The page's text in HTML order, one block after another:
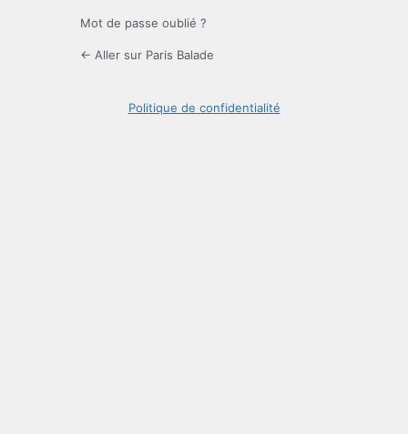
Mot de passe oublié ?
← Aller sur Paris Balade
Politique de confidentialité